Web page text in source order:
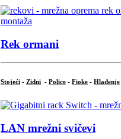
Rek ormani
Stojeći - Zidni - Police - Fioke - Hlađenje
LAN mrežni svičevi